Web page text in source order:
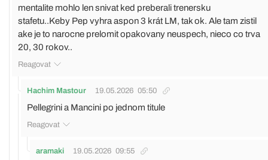
mentalite mohlo len snivat ked preberali trenersku
stafetu..Keby Pep vyhra aspon 3 krát LM, tak ok. Ale tam zistil
ake je to narocne prelomit opakovany neuspech, nieco co trva
20, 30 rokov..
Reagovat
Hachim Mastour 19.05.2026 05:50
Pellegrini a Mancini po jednom titule
Reagovat
aramaki 19.05.2026 09:55